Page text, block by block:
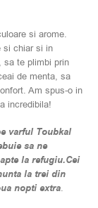
si arome.
si chiar si in
sa te plimbi prin
de menta, sa
Am spus-o in
incredibila!
varful Toubkal
sa ne
la refugiu.Cei
la trei din
nopti extra.